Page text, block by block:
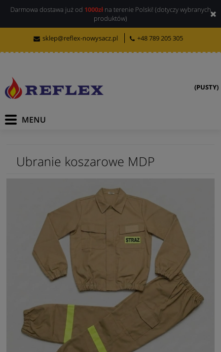
Darmowa dostawa już od 1000złna terenie Polski! (dotyczy wybranych
produktów)
sklep@reflex-nowysacz.pl +48 789 205 305
(PUSTY)
Ubranie koszarowe MDP